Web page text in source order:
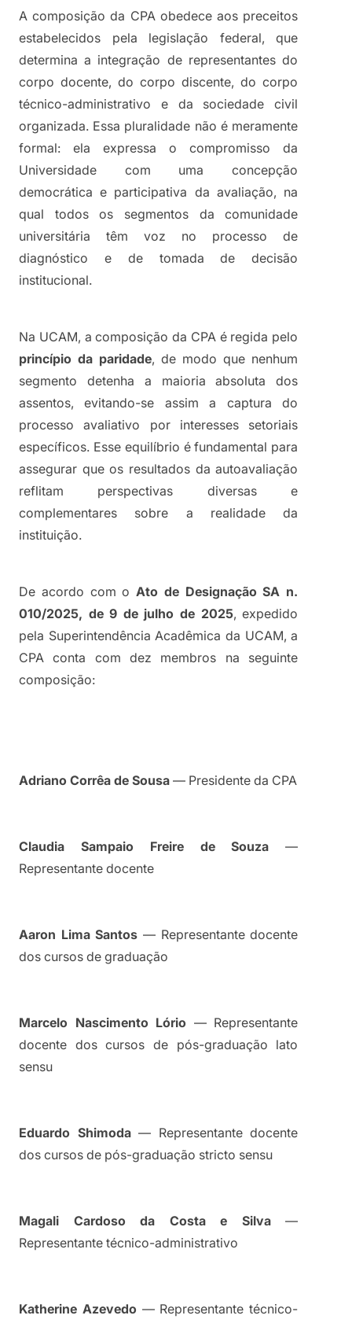
A composição da CPA obedece aos preceitos
estabelecidos pela legislação federal, que
determina a integração de representantes do
corpo docente, do corpo discente, do corpo
técnico-administrativo e da sociedade civil
organizada. Essa pluralidade não é meramente
formal: ela expressa o compromisso da
Universidade com uma concepção
democrática e participativa da avaliação, na
qual todos os segmentos da comunidade
universitária têm voz no processo de
diagnóstico e de tomada de decisão
institucional.
princípio da paridade, de modo que nenhum
segmento detenha a maioria absoluta dos
assentos, evitando-se assim a captura do
processo avaliativo por interesses setoriais
específicos. Esse equilíbrio é fundamental para
assegurar que os resultados da autoavaliação
reflitam perspectivas diversas e
complementares sobre a realidade da
instituição.
De acordo com o Ato de Designação SA n.
010/2025, de 9 de julho de 2025, expedido
pela Superintendência Acadêmica da UCAM, a
CPA conta com dez membros na seguinte
composição:
Adriano Corrêa de Sousa — Presidente da CPA
Claudia Sampaio Freire de Souza —
Representante docente
Aaron Lima Santos — Representante docente
dos cursos de graduação
Marcelo Nascimento Lório — Representante
docente dos cursos de pós-graduação lato
sensu
Eduardo Shimoda — Representante docente
dos cursos de pós-graduação stricto sensu
Magali Cardoso da Costa e Silva —
Representante técnico-administrativo
Katherine Azevedo — Representante técnico-